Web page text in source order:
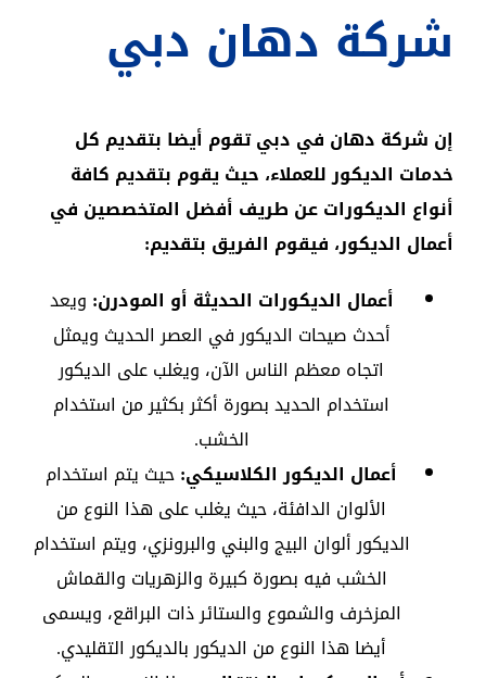
شركة دهان دبي
إن شركة دهان في دبي تقوم أيضا بتقديم كل
خدمات الديكور للعملاء، حيث يقوم بتقديم كافة
أنواع الديكورات عن طريف أفضل المتخصصين في
أعمال الديكور، فيقوم الفريق بتقديم:
أعمال الديكورات الحديثة أو المودرن: ويعد
أحدث صيحات الديكور في العصر الحديث ويمثل
اتجاه معظم الناس الآن، ويغلب على الديكور
استخدام الحديد بصورة أكثر بكثير من استخدام
الخشب.
أعمال الديكور الكلاسيكي:حيث يتم استخدام
الألوان الدافئة، حيث يغلب على هذا النوع من
الديكور ألوان البيج والبني والبرونزي، ويتم استخدام
الخشب فيه بصورة كبيرة والزهريات والقماش
المزخرف والشموع والستائر ذات البراقع، ويسمى
أيضا هذا النوع من الديكور بالديكور التقليدي.